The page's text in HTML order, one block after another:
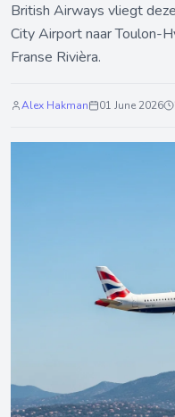
British Airways vliegt
City Airport naar Toulon-
Franse Rivièra.
Alex Hakman 01 June 2026